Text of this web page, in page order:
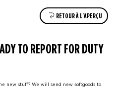
RETOUR À L'APERÇU
TO REPORT FOR DUTY
new stuff? We will send new softgoods to